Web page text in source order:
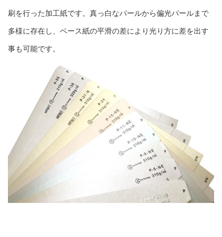
刷を行った加工紙です。真っ白なパールから偏光パールまで
多様に存在し、ベース紙の平滑の差により光り方に差を出す
事も可能です。